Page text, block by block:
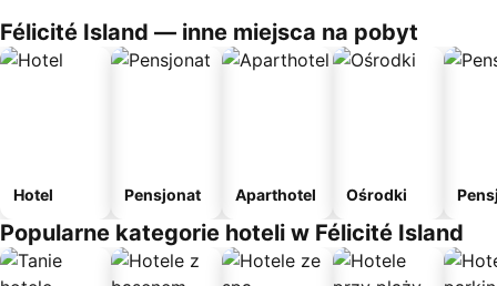
Félicité Island — inne miejsca na pobyt
Hotel Pensjonat Aparthotel Ośrodki
Popularne kategorie hoteli w Félicité Island